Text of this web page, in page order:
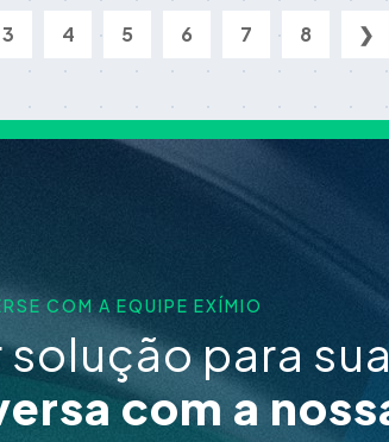
3 4 5 6 7 8 ❯
COM A EQUIPE EXÍMIO
para
com a